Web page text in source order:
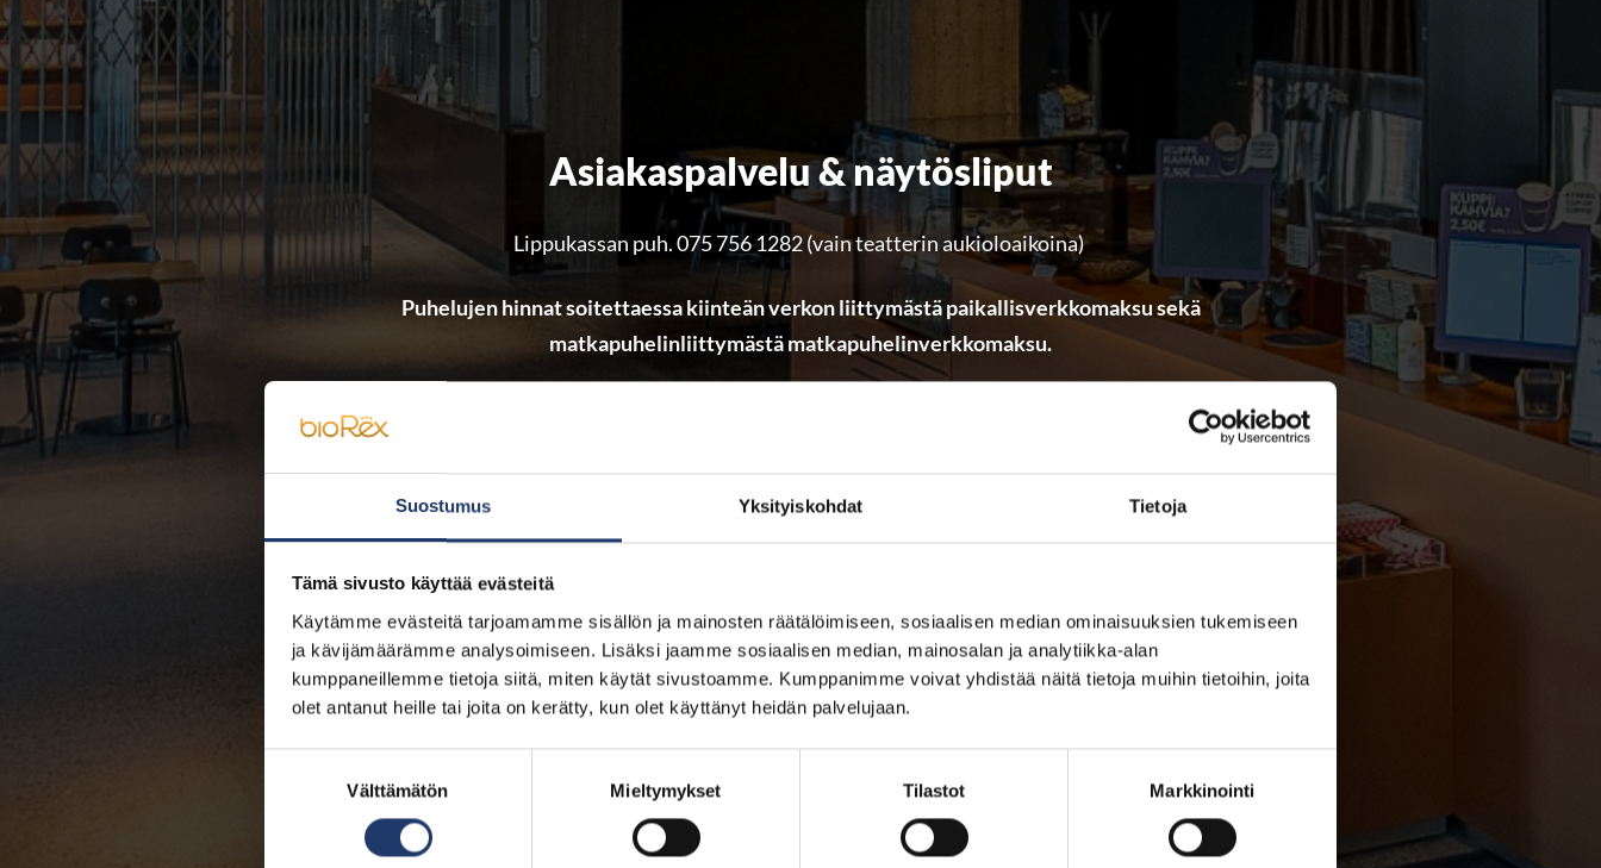
Suostumus Yksityiskohdat Tietoja
Tämä sivusto käyttää evästeitä
Käytämme evästeitä tarjoamamme sisällön ja mainosten räätälöimiseen, sosiaalisen median ominaisuuksien tukemiseen
ja kävijämäärämme analysoimiseen. Lisäksi jaamme sosiaalisen median, mainosalan ja analytiikka-alan
kumppaneillemme tietoja siitä, miten käytät sivustoamme. Kumppanimme voivat yhdistää näitä tietoja muihin tietoihin, joita
olet antanut heille tai joita on kerätty, kun olet käyttänyt heidän palvelujaan.
Välttämätön Mieltymykset Tilastot Markkinointi
Asiakaspalvelu & näytösliput
Lippukassan puh. 075 756 1282 (vain teatterin aukioloaikoina)
Puhelujen hinnat soitettaessa kiinteän verkon liittymästä paikallisverkkomaksu sekä
matkapuhelinliittymästä matkapuhelinverkkomaksu.
Lippukassa palvelee löytötavaroita. ohjelmistoa sekä lippujen palautuksia koskevissa asioissa.
Teatterikohtaiset aukioloajat näet sivuston alatunnisteesta ko. teatterin ollessa valittuna!